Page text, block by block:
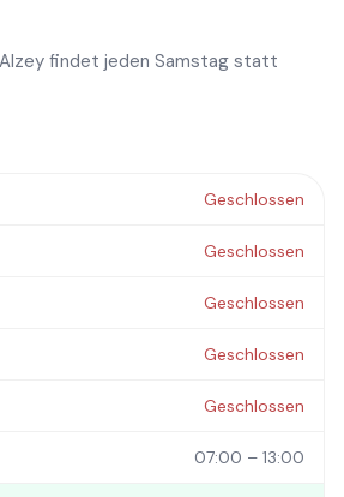
findet jeden Samstag statt
Geschlossen
Geschlossen
Geschlossen
Geschlossen
Geschlossen
07:00 – 13:00